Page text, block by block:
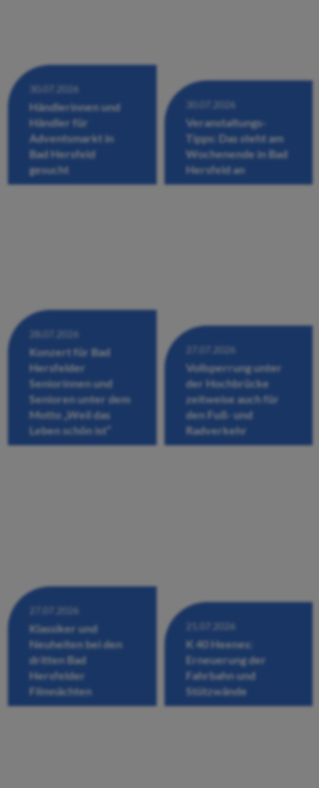
30.07.2026
Händlerinnen und
Händler für
Adventsmarkt in
Bad Hersfeld
gesucht
30.07.2026
Veranstaltungs-
Tipps: Das steht am
Wochenende in Bad
Hersfeld an
28.07.2026
Konzert für Bad
Hersfelder
Seniorinnen und
Senioren unter dem
Motto „Weil das
Leben schön ist“
27.07.2026
Vollsperrung unter
der Hochbrücke
zeitweise auch für
den Fuß- und
Radverkehr
27.07.2026
Klassiker und
Neuheiten bei den
dritten Bad
Hersfelder
Filmnächten
21.07.2026
K 40 Heenes:
Erneuerung der
Fahrbahn und
Stützwände